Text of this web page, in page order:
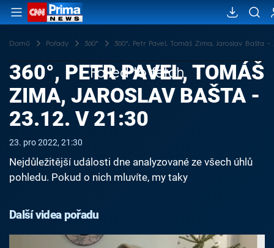
Domů Pořady 360° 360°, Petr Pavel, Tomáš Zima, Jaroslav Bašta -
Failed to fetch
360°, PETR PAVEL, TOMÁŠ
ZIMA, JAROSLAV BAŠTA -
23.12. V 21:30
23. pro 2022, 21:30
Nejdůležitější události dne analyzované ze všech úhlů
pohledu. Pokud o nich mluvíte, my taky
Další videa pořadu